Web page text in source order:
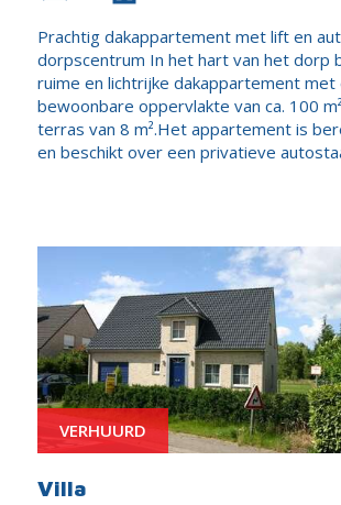
Prachtig dakappartement met lift en
dorpscentrum In het hart van het dorp
ruime en lichtrijke dakappartement met
bewoonbare oppervlakte van ca. 100
terras van 8 m².Het appartement is
en beschikt over een privatieve
VERHUURD
Villa